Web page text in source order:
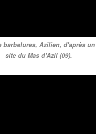
barbelures, Azilien, d'après
site du Mas d'Azil (09).